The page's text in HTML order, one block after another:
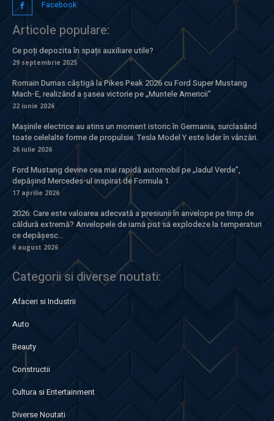
Facebook
Articole populare:
Ce poți depozita în spații auxiliare utile?
29 septembrie 2025
Romain Dumas câștigă la Pikes Peak 2026 cu Ford Super Mustang
Mach-E, realizând a șasea victorie pe „Muntele Americii”
22 iunie 2026
Mașinile electrice au atins un moment istoric în Germania, surclasând
toate celelalte forme de propulsie. Tesla Model Y este lider în vânzări.
26 iulie 2026
Ford Mustang devine cea mai rapidă automobil pe „Iadul Verde”,
depășind Mercedes-ul inspirat de Formula 1.
17 aprilie 2026
2026: Care este valoarea adecvată a presiunii în anvelope pe timp de
căldură extremă? Anvelopele de iarnă pot să explodeze la temperaturi
ce depășesc...
6 august 2026
Categorii si diverse noutati:
Afaceri si Industrii
Auto
Beauty
Constructii
Cultura si Entertainment
Diverse Noutati